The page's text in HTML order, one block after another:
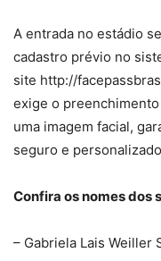
A entrada no estádio
cadastro prévio no
site http://
exige o
uma imagem facial,
seguro e
Confira os nomes dos
– Gabriela Lais Weiller